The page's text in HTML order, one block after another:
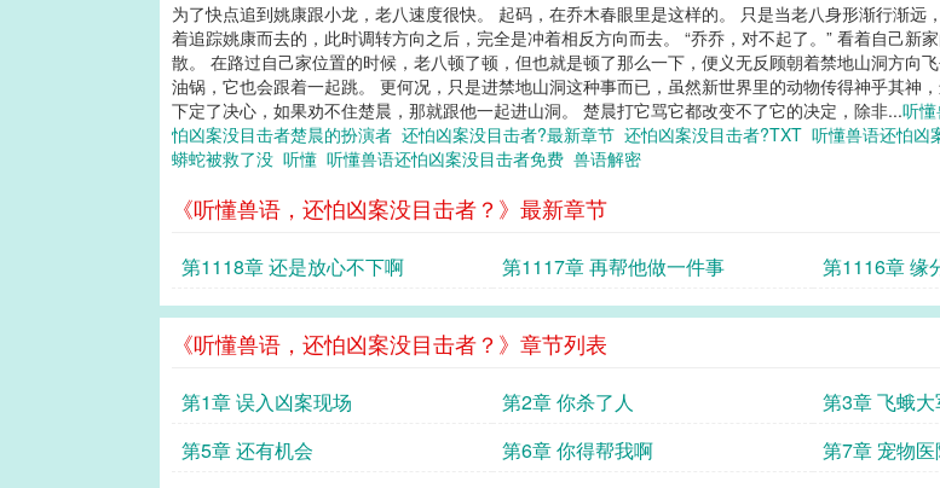
为了快点追到姚康跟小龙，老八速度很快。 起码，在乔木春眼里是这样的。 只是当老八身形渐行渐
着追踪姚康而去的，此时调转方向之后，完全是冲着相反方向而去。 “乔乔，对不起了。” 看着自己
散。 在路过自己家位置的时候，老八顿了顿，但也就是顿了那么一下，便义无反顾朝着禁地山洞方向
油锅，它也会跟着一起跳。 更何况，只是进禁地山洞这种事而已，虽然新世界里的动物传得神乎其神
下定了决心，如果劝不住楚晨，那就跟他一起进山洞。 楚晨打它骂它都改变不了它的决定，除非...听
怕凶案没目击者楚晨的扮演者 还怕凶案没目击者?最新章节 还怕凶案没目击者?TXT 听懂兽语还怕凶
蟒蛇被救了没 听懂 听懂兽语还怕凶案没目击者免费 兽语解密
《听懂兽语，还怕凶案没目击者？》最新章节
第1118章 还是放心不下啊 第1117章 再帮他做一件事 第1116章 缘
《听懂兽语，还怕凶案没目击者？》章节列表
第1章 误入凶案现场 第2章 你杀了人 第3章 飞蛾
第5章 还有机会
第6章 你得帮我啊 第7章 宠物